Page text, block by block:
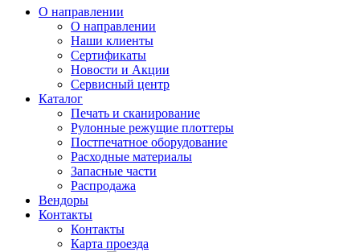
О направлении
О направлении
Наши клиенты
Сертификаты
Новости и Акции
Сервисный центр
Каталог
Печать и сканирование
Рулонные режущие плоттеры
Постпечатное оборудование
Расходные материалы
Запасные части
Распродажа
Вендоры
Контакты
Контакты
Карта проезда